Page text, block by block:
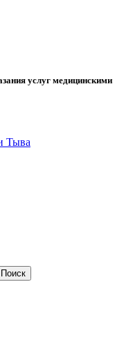
услуг медицинскими